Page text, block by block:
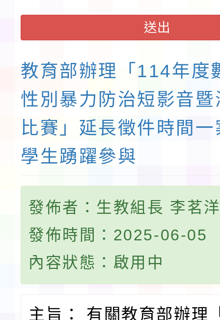
送出
教育部辦理「114年度
性別暴力防治短影音
比賽」延長徵件時間
學生踴躍參與
發佈者：生教組長 李茗
發佈時間：2025-06-05
內容狀態：啟用中
主旨： 有關教育部辦理